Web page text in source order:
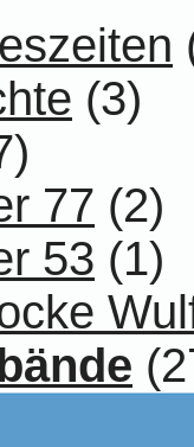
(3)
77 (2)
53 (1)